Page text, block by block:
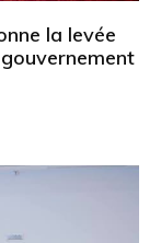
la levée